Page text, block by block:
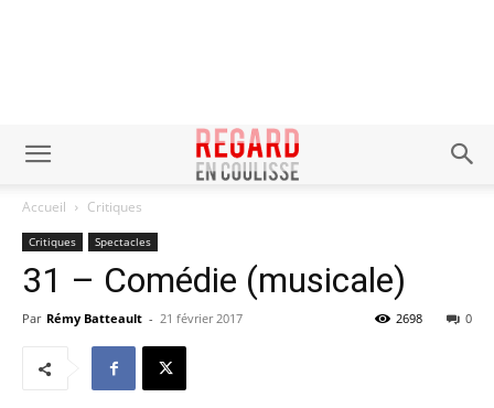
Accueil Critiques
Critiques Spectacles
31 – Comédie (musicale)
Par Rémy Batteault - 21 février 2017 0
2698